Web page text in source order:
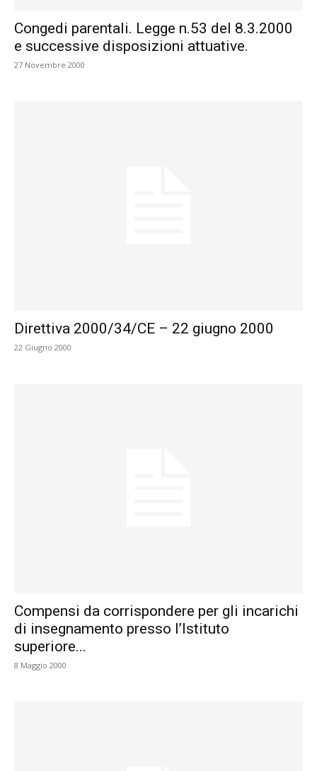
Congedi parentali. Legge n.53 del 8.3.2000
e successive disposizioni attuative.
27 Novembre 2000
Direttiva 2000/34/CE – 22 giugno 2000
22 Giugno 2000
Compensi da corrispondere per gli incarichi
di insegnamento presso l’Istituto
superiore...
8 Maggio 2000